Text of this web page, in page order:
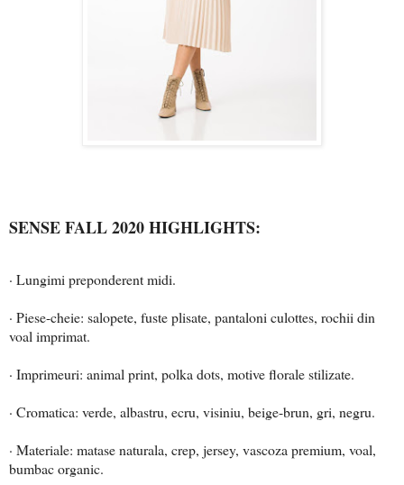
SENSE FALL 2020 HIGHLIGHTS:
· Lungimi preponderent midi.
· Piese-cheie: salopete, fuste plisate, pantaloni culottes, rochii din
voal imprimat.
· Imprimeuri: animal print, polka dots, motive florale stilizate.
· Cromatica: verde, albastru, ecru, visiniu, beige-brun, gri, negru.
· Materiale: matase naturala, crep, jersey, vascoza premium, voal,
bumbac organic.